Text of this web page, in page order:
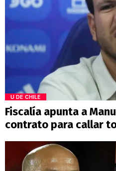
U DE CHILE
Fiscalía apunta a
contrato para callar